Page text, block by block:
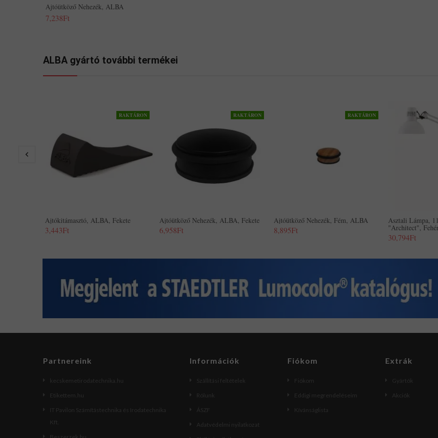
Ajtóütköző Nehezék, ALBA
7,238Ft
ALBA gyártó további termékei
RAKTÁRON
Ajtókitámasztó, ALBA, Fekete
3,443Ft
RAKTÁRON
Ajtóütköző Nehezék, ALBA, Fekete
6,958Ft
RAKTÁRON
Ajtóütköző Nehezék, Fém, ALBA
8,895Ft
Asztali Lámpa,
"Architect",
30,794Ft
Partnereink
kecskemetirodatechnika.hu
Etikettem.hu
IT Pavilon Számítástechnika és Irodatechnika
Kft.
Információk
Szállítási feltételek
Rólunk
ÁSZF
Adatvédelmi nyilatkozat
Fiókom
Fiókom
Eddigi megrendeléseim
Kívánságlista
Extrák
Gyártók
Akciók